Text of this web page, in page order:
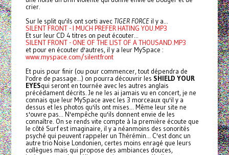
crier.
Sur le split qu'ils ont sorti avec TIGER FORCEil y a...
SILENT FRONT - I MUCH PREFER HATING YOU.MP3
Et sur leur CD 4 titres on peut écouter...
SILENT FRONT - ONE OF THE LIST OF A THOUSAND.MP3
et pour en écouter d'autres, il y a leur MySpace :
www.myspace.com/silentfront
Et puis pour finir (ou pour commencer, tout dépendra de
l'odre de passage...) on pourra découvrir les SHIELD YOUR
EYESqui seront en tournée avec les autres anglais
précédament décrits. Je ne les ai jamais vu en concert, je ne
connais que leur MySpace avec les 3 morceaux qu'il y a
dessus et les photos qu'ils ont mises... Même leur site ne
s'ouvre pas... N'empêche qu'ils donnent envie de les
connaître. On se rends vite compte à la première écoute que
le côté Surf est imaginaire, il y a néanmoins des sonorités
psyché qui peuvent rappeler un Thérémin... C'est donc un
autre trio Noise Londonien, certes moins enragé que leurs
collègues mais qui propose des ambiances douces,